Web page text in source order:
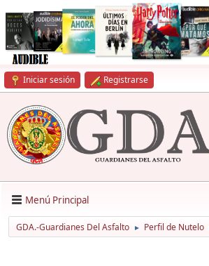
Iniciar sesión Registrarse
Menú Principal
GDA.-Guardianes Del Asfalto ► Perfil de Nutelo